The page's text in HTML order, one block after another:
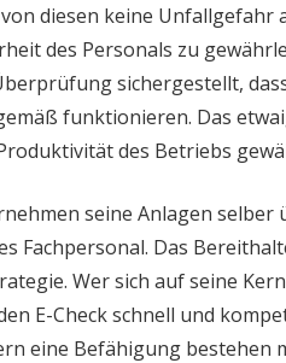
diesen keine Unfallgefahr
des Personals zu
sichergestellt,
funktionieren. Das
des Betriebs
seine Anlagen
Fachpersonal. Das
Wer sich auf seine
E-Check schnell und
eine Befähigung bestehen